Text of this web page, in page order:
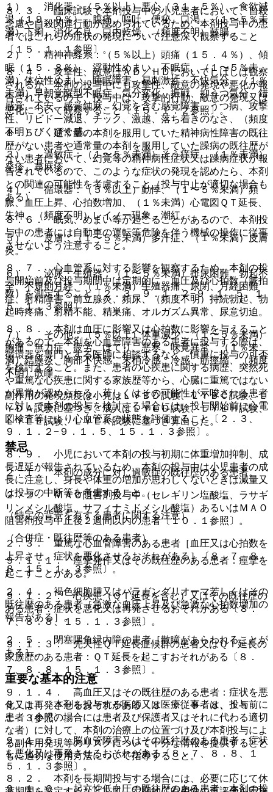
８．３． 臨床試験で本剤投与中の小児患者において、自殺
念慮や自殺関連行動が認められているため、本剤投与中の患
者ではこれらの症状の発現について注意深く観察すること
〔１５．１．１参照〕。
８．４． 攻撃性、敵意はＡＤ／ＨＤにおいてしばしば観察
されるが、本剤の投与中にも攻撃性、敵意の発現や悪化が報
告されているので、投与中は、攻撃的行動、敵意の発現又は
悪化について観察すること〔１５．１．２参照〕。
８．５． 通常量の本剤を服用していた精神病性障害の既往
歴がない患者や通常量の本剤を服用していた躁病の既往歴が
ない患者において、幻覚等の精神病性症状又は躁病症状が報
告されているので、このような症状の発現を認めたら、本剤
との関連の可能性を考慮すること（投与中止が適切な場合も
ある）。
８．６． 眠気、めまい等が起こることがあるので、本剤投
与中の患者には自動車の運転等危険を伴う機械の操作に従事
させないよう注意すること。
８．７． 心血管系に対する影響を観察するため、本剤の投
与開始前及び投与期間中は定期的に、血圧及び心拍数（脈拍
数）を測定すること〔２．３、９．１．２−９．１．５、１
５．１．３参照〕。
８．８． 本剤は血圧に影響又は心拍数に影響を与えること
があるので、本剤を心血管障害のある患者に投与する際は、
循環器を専門とする医師に相談するなど、慎重に投与の可否
を検討すること。また、患者の心疾患に関する病歴、突然死
や重篤な心疾患に関する家族歴等から、心臓に重篤ではない
が異常が認められる、若しくはその可能性が示唆される患者
に対して本剤の投与を検討する場合には、投与開始前に心電
図検査等により心血管系の状態を評価すること〔２．３、
９．１．２−９．１．５、１５．１．３参照〕。
８．９． 小児において本剤の投与初期に体重増加抑制、成
長遅延が報告されているため、本剤の投与中は小児患者の成
長に注意し、身長や体重の増加が思わしくないときは減量又
は投与の中断等を考慮すること。
（特定の背景を有する患者に関する注意）
（合併症・既往歴等のある患者）
９．１．１． 痙攣発作又はその既往歴のある患者：痙攣を
起こすことがある。
９．１．２． 心疾患（ＱＴ延長を含む）又はその既往歴の
ある患者：症状を悪化又は再発させるおそれがある〔８．
７、８．８、１５．１．３参照〕。
９．１．３． 先天性ＱＴ延長症候群の患者又はＱＴ延長の
家族歴のある患者：ＱＴ延長を起こすおそれがある〔８．
７、８．８、１５．１．３参照〕。
９．１．４． 高血圧又はその既往歴のある患者：症状を悪
化又は再発させるおそれがある〔８．７、８．８、１５．
１．３参照〕。
９．１．５． 脳血管障害又はその既往歴のある患者：症状
を悪化又は再発させるおそれがある〔８．７、８．８、１
５．１．３参照〕。
９．１．６． 起立性低血圧の既往歴のある患者：本剤の投
１）． 消化器：（５％以上）悪心（３１．５％）、食欲減
退（１９．９％）、腹痛、嘔吐、便秘、口渇、（１〜５％未
満）下痢、消化不良、口内乾燥、（頻度不明）鼓腸。
２）． 精神神経系：（５％以上）頭痛（１５．４％）、傾
眠（１５．８％）、浮動性めまい、不眠症、（１〜５％未
満）体位性めまい、睡眠障害、易刺激性、不快気分、（１％
未満）早朝覚醒型不眠症、気分変化、振戦、抑うつ気分、錯
感覚、不安、感覚鈍麻、幻覚を含む感覚障害、うつ病、攻撃
性、リビドー減退、チック、激越、落ち着きのなさ、（頻度
不明）びくびく感。
３）． 過敏症：（１〜５％未満）そう痒症、（１％未満）
発疹、蕁麻疹。
４）． 循環器：（５％以上）動悸、（１〜５％未満）頻
脈、血圧上昇、心拍数増加、（１％未満）心電図ＱＴ延長、
失神、（頻度不明）レイノー現象、潮紅。
５）． 皮膚：（１〜５％未満）多汗症、（１％未満）皮膚
炎。
６）． 泌尿・生殖器：（１〜５％未満）排尿困難、勃起不
全、不規則月経、（１％未満）生殖器痛、尿閉、月経困難
症、射精障害、前立腺炎、頻尿、（頻度不明）持続勃起、勃
起時疼痛、射精不能、精巣痛、オルガズム異常、尿意切迫。
７）． その他：（５％以上）体重減少、（１〜５％未満）
胸痛、無力症、疲労、ほてり、悪寒、味覚異常、（１％未
満）結膜炎、胸部不快感、末梢冷感、冷感、筋痙縮、（頻度
不明）散瞳。
副作用の発現頻度は小児はＬＹＢＤ試験、ＬＹＢＣ試験、Ｌ
ＹＤＡ試験に基づき、成人はＬＹＥＤ試験、ＬＹＥＨ試験、
ＬＹＥＥ試験、ＬＹＥＫ試験に基づき算出した。
禁忌
２．１． 本剤の成分に対し過敏症の既往歴のある患者。
２．２． ＭＡＯ阻害剤投与中（セレギリン塩酸塩、ラサギ
リンメシル酸塩、サフィナミドメシル酸塩）あるいはＭＡＯ
阻害剤投与中止後２週間以内の患者〔１０．１参照〕。
２．３． 重篤な心血管障害のある患者［血圧又は心拍数を
上昇させ、症状を悪化させるおそれがある］〔８．７、８．
８、１５．１．３参照〕。
２．４． 褐色細胞腫又はパラガングリオーマ若しくはその
既往歴のある患者［急激な血圧上昇及び急激な心拍数増加の
報告がある］。
２．５． 閉塞隅角緑内障の患者［散瞳があらわれることが
ある］。
重要な基本的注意
８．１． 本剤を投与する医師又は医療従事者は、投与前に
患者（小児の場合には患者及び保護者又はそれに代わる適切
な者）に対して、本剤の治療上の位置づけ及び本剤投与によ
る副作用発現等のリスクについて十分な情報を提供するとと
もに適切な使用方法について指導すること。
８．２． 本剤を長期間投与する場合には、必要に応じて休